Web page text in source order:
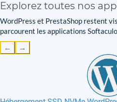
Explorez toutes nos
WordPress et PrestaShop restent
parcourent les applications
← →